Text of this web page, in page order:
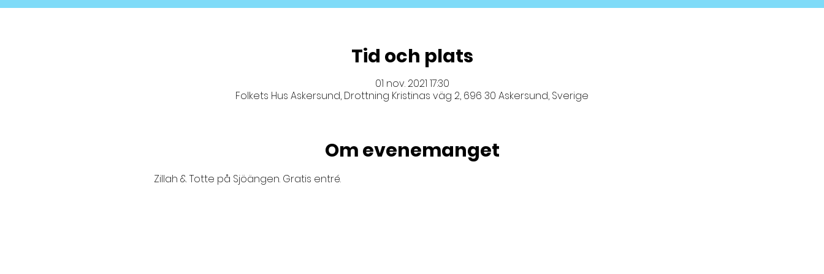
Tid och plats
01 nov. 2021 17:30
Folkets Hus Askersund, Drottning Kristinas väg 2, 696 30 Askersund, Sverige
Om evenemanget
Zillah & Totte på Sjöängen. Gratis entré.